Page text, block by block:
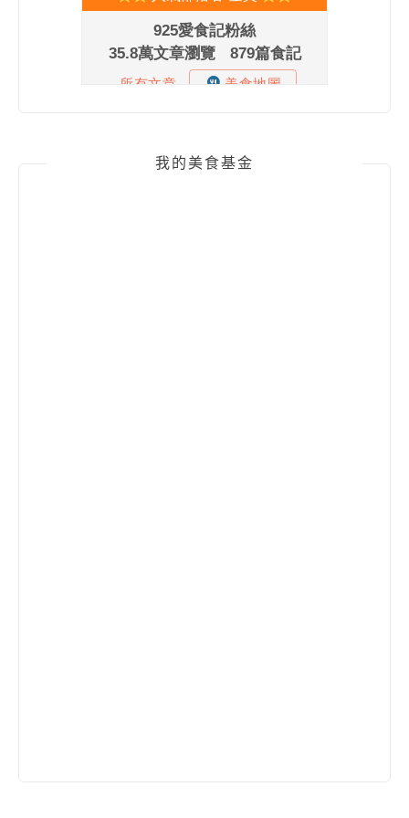
我的美食基金